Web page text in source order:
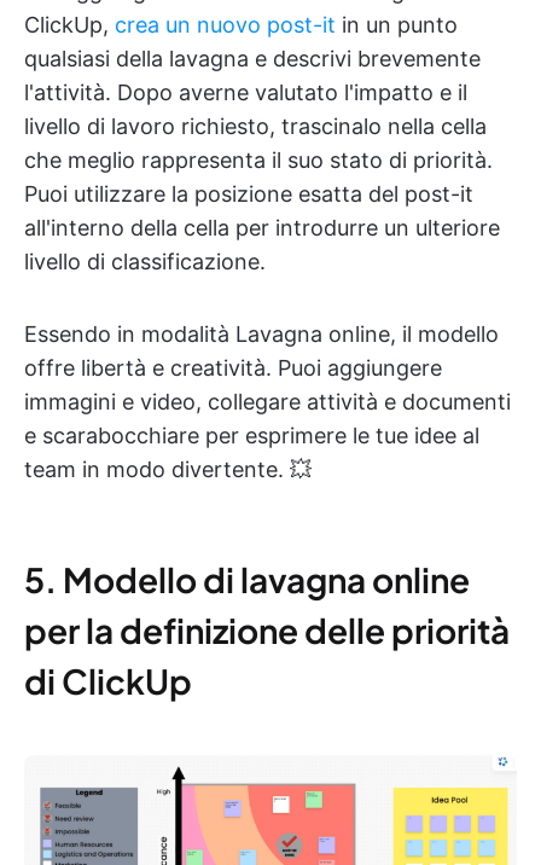
ClickUp, crea un nuovo post-it in un punto
qualsiasi della lavagna e descrivi brevemente
l'attività. Dopo averne valutato l'impatto e il
livello di lavoro richiesto, trascinalo nella cella
che meglio rappresenta il suo stato di priorità.
Puoi utilizzare la posizione esatta del post-it
all'interno della cella per introdurre un ulteriore
livello di classificazione.
Essendo in modalità Lavagna online, il modello
offre libertà e creatività. Puoi aggiungere
immagini e video, collegare attività e documenti
e scarabocchiare per esprimere le tue idee al
team in modo divertente. 💥
5. Modello di lavagna online
per la definizione delle priorità
di ClickUp